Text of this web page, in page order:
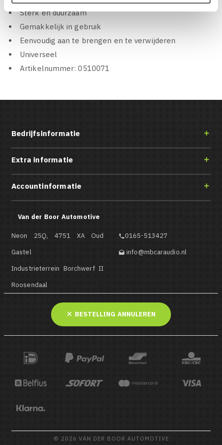
Sterk en duurzaam
Gemakkelijk in gebruik
Eenvoudig aan te brengen en te verwijderen
Universeel
Artikelnummer: 0510071
Bedrijfsinformatie 
Extra informatie 
Accountinformatie 
Van der Boor Automotive
Neon 25Q, 4751 XA Oud
Gastel
Industrieterrein Borchwerf II
Roosendaal
0165-513427
 info@mbcaraudio.nl
BESTELLING ANNULEREN
© 2026 VAN DER BOOR AUTOMOTIVE